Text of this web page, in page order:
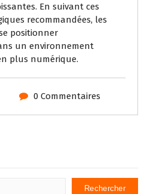
En suivant ces
recommandées, les
positionner
un environnement
plus numérique.
0 Commentaires
Rechercher